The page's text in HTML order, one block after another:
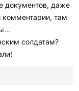
документов, даже
комментарии, там
солдатам?